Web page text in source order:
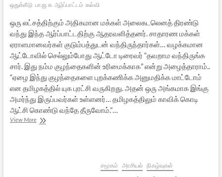
ஒதுக்கீடு பா.ஜ.க ஆர்ப்பாட்டம் கல்வி
ஒரு லட்சத்திற்கும் அதிகமான மக்கள் அலைகடலெனத் திரண்டு
வந்து இந்த ஆர்ப்பாட்டதிற்கு ஆதரவளித்தனர். சாதாரண மக்கள்
ஏராளமானவர்கள் குடும்பத்துடன் வந்திருந்தார்கள்… வழக்கமான
ஆட்டோவில் செல்லும்போது ஆட்டோ டிரைவர் “தவறாம வந்திருங்க
சார். இது நம்ம குழந்தைகளின் உரிமைக்காக” என்று அழைத்தாராம்..
“ஏழை இந்து குழந்தைகளை புறக்கணிக்க அனுமதிக்க மாட்டோம்
என தமிழகத்தில் யுக புரட்சி வருகிறது. அதன் ஒரு அங்கமாக இங்கு
அமர்ந்து இருப்பவர்கள் உள்ளனர்… தமிழகத்திலும் காவிக் கொடி
ஆட்சி கொண்டு வந்தே தீருவோம்.”…
View Moreநாகர்கோவிலில்
சமூகம் அரசியல் நிகழ்வுகள்